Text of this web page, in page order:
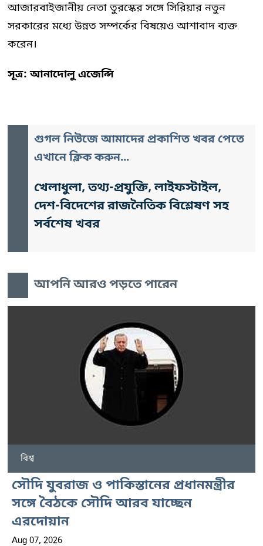
আজারবাইজানীয় নেতা তুরস্কের সঙ্গে সিরিয়ার নতুন
সরকারের মধ্যে উন্নত সম্পর্কের বিষয়েও আশাবাদ ব্যক্ত
করেন।
সূত্র: আনাদোলু এজেন্সি
গুগল নিউজে আমাদের প্রকাশিত খবর পেতে
এখানে ক্লিক করুন...
খেলাধুলা, তথ্য-প্রযুক্তি, লাইফস্টাইল,
দেশ-বিদেশের রাজনৈতিক বিশ্লেষণ সহ
সর্বশেষ খবর
আপনি আরও পড়তে পারেন
বিশ্ব
সৌদি যুবরাজ ও পাকিস্তানের প্রধানমন্ত্রীর
সঙ্গে বৈঠকে সৌদি আরব যাচ্ছেন
এরদোয়ান
Aug 07, 2026